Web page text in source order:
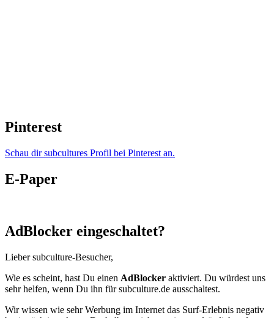
Pinterest
Schau dir subcultures Profil bei Pinterest an.
E-Paper
AdBlocker eingeschaltet?
Lieber subculture-Besucher,
Wie es scheint, hast Du einen AdBlocker aktiviert. Du würdest uns
sehr helfen, wenn Du ihn für subculture.de ausschaltest.
Wir wissen wie sehr Werbung im Internet das Surf-Erlebnis negativ